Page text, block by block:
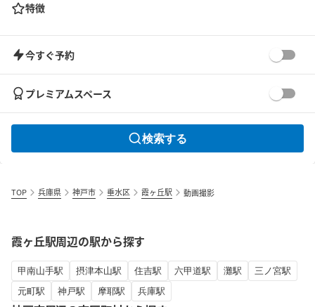
特徴
今すぐ予約
プレミアムスペース
検索する
TOP 兵庫県 神戸市 垂水区 霞ヶ丘駅 動画撮影
霞ヶ丘駅周辺の駅から探す
甲南山手駅 摂津本山駅 住吉駅 六甲道駅 灘駅
三ノ宮駅
元町駅
神戸駅 摩耶駅 兵庫駅